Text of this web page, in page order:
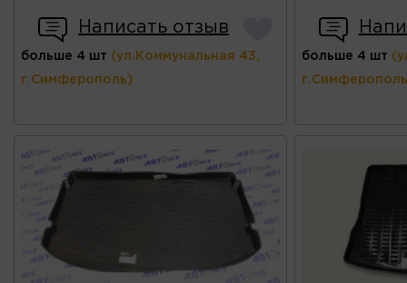
Написать отзыв
больше 4 шт (ул.Коммунальная 43,
г.Симферополь)
больше 4 шт